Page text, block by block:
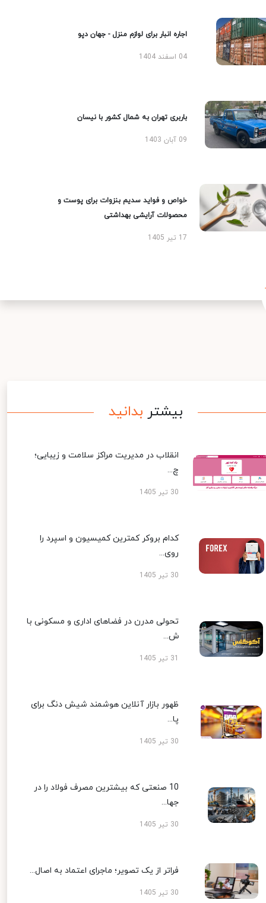
اجاره انبار برای لوازم منزل - جهان دپو
04 اسفند 1404
باربری تهران به شمال کشور با نیسان
09 آبان 1403
خواص و فواید سدیم بنزوات برای پوست و
محصولات آرایشی بهداشتی
17 تیر 1405
بیشتر بدانید
انقلاب در مدیریت مراکز سلامت و زیبایی؛
چ...
30 تیر 1405
کدام بروکر کمترین کمیسیون و اسپرد را
روی...
30 تیر 1405
تحولی مدرن در فضاهای اداری و مسکونی با
ش...
ظهور بازار آنلاین هوشمند شیش دنگ برای
پا...
30 تیر 1405
10 صنعتی که بیشترین مصرف فولاد را در
جها...
30 تیر 1405
فراتر از یک تصویر؛ ماجرای اعتماد به اصال...
30 تیر 1405